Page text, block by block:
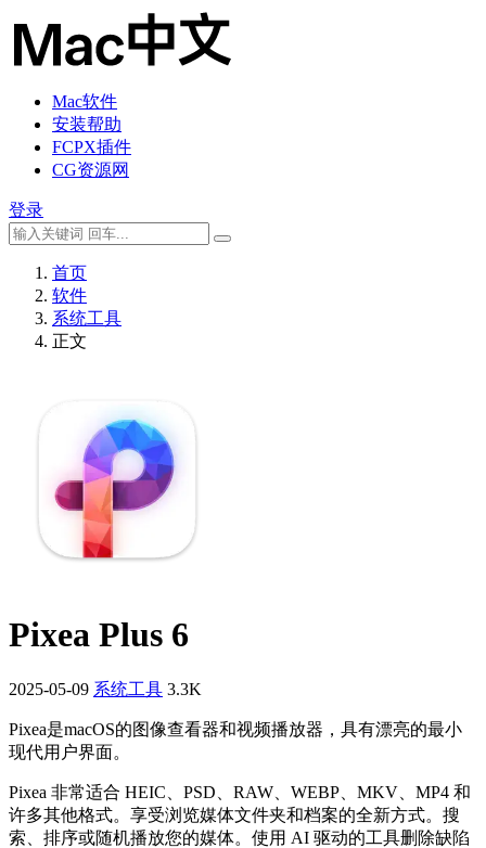
Mac软件
安装帮助
FCPX插件
CG资源网
登录
首页
软件
系统工具
正文
Pixea Plus 6
2025-05-09 系统工具 3.3K
Pixea是macOS的图像查看器和视频播放器，具有漂亮的最小
现代用户界面。
Pixea 非常适合 HEIC、PSD、RAW、WEBP、MKV、MP4 和
许多其他格式。享受浏览媒体文件夹和档案的全新方式。搜
索、排序或随机播放您的媒体。使用 AI 驱动的工具删除缺陷